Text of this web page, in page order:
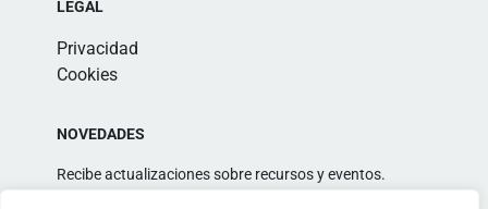
LEGAL
Privacidad
Cookies
NOVEDADES
Recibe actualizaciones sobre recursos y eventos.